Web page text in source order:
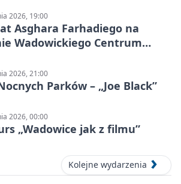
2026, 19:00
Asghara Farhadiego na
Wadowickiego Centrum
2026, 21:00
Parków – „Joe Black”
2026, 00:00
„Wadowice jak z filmu”
Kolejne wydarzenia